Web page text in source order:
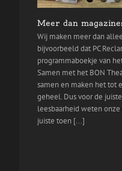
Meer dan
Wij maken meer dan
bijvoorbeeld dat PC
programmaboekje van
Samen met het BON
samen en maken het tot
geheel. Dus voor de
leesbaarheid weten
juiste toen [...]